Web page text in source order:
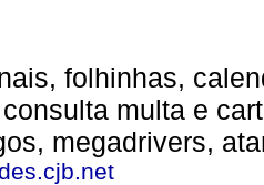
folhinhas,
multa e
megadrivers,